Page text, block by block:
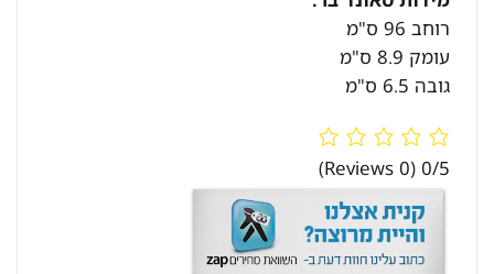
רוחב 96 ס"מ
עומק 8.9 ס"מ
גובה 6.5 ס"מ
0/5
(0 Reviews)